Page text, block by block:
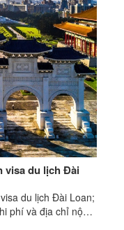
visa du lịch Đài
du lịch Đài Loan;
phí và địa chỉ nộp